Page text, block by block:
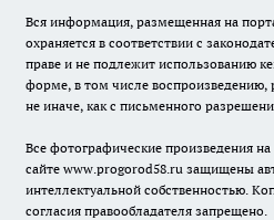
Вся информация, размещенная на
охраняется в соответствии с
праве и не подлежит использованию
форме, в том числе воспроизведению,
не иначе, как с письменного
Все фотографические произведения на
сайте www.progorod58.ru защищены
интеллектуальной собственностью.
согласия правообладателя запрещено.